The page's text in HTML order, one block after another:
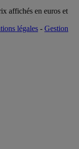
affichés en euros et
légales - Gestion